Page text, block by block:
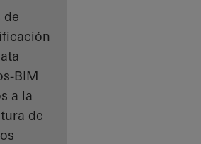
de
BIM
a la
de
Highlights